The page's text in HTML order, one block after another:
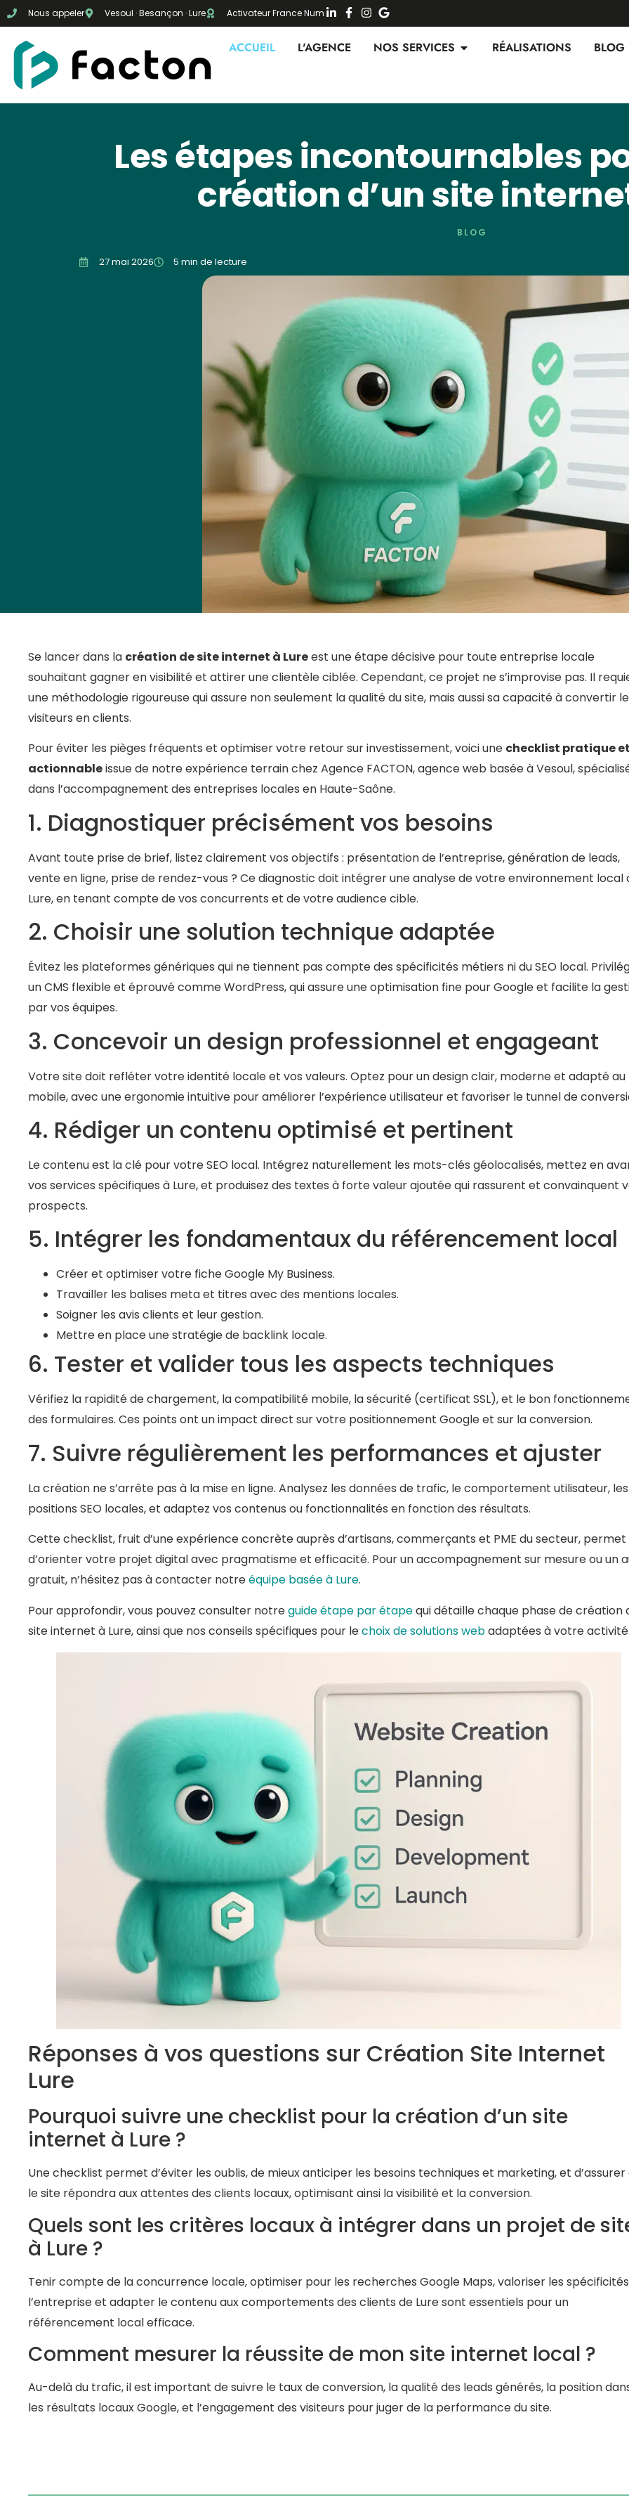
Nous appeler Vesoul · Besançon · Lure Activateur France Num
ACCUEIL L'AGENCE NOS SERVICES RÉALISATIONS BLOG
Les étapes incontournables
création d’un site
BLOG
27 mai 2026 5 min de lecture
Se lancer dans la création de site internet à Lureest une étape décisive pour toute entreprise locale
souhaitant gagner en visibilité et attirer une clientèle ciblée. Cependant, ce projet ne s’improvise pas. Il
une méthodologie rigoureuse qui assure non seulement la qualité du site, mais aussi sa capacité à convertir
visiteurs en clients.
Pour éviter les pièges fréquents et optimiser votre retour sur investissement, voici une checklist pratique
actionnableissue de notre expérience terrain chez Agence FACTON, agence web basée à Vesoul,
dans l’accompagnement des entreprises locales en Haute-Saône.
1. Diagnostiquer précisément vos besoins
Avant toute prise de brief, listez clairement vos objectifs : présentation de l’entreprise, génération de leads,
vente en ligne, prise de rendez-vous ? Ce diagnostic doit intégrer une analyse de votre environnement local
Lure, en tenant compte de vos concurrents et de votre audience cible.
2. Choisir une solution technique adaptée
Évitez les plateformes génériques qui ne tiennent pas compte des spécificités métiers ni du SEO local.
un CMS flexible et éprouvé comme WordPress, qui assure une optimisation fine pour Google et facilite la
par vos équipes.
3. Concevoir un design professionnel et engageant
Votre site doit refléter votre identité locale et vos valeurs. Optez pour un design clair, moderne et adapté au
mobile, avec une ergonomie intuitive pour améliorer l’expérience utilisateur et favoriser le tunnel de
4. Rédiger un contenu optimisé et pertinent
Le contenu est la clé pour votre SEO local. Intégrez naturellement les mots-clés géolocalisés, mettez en
vos services spécifiques à Lure, et produisez des textes à forte valeur ajoutée qui rassurent et convainquent
prospects.
5. Intégrer les fondamentaux du référencement local
Créer et optimiser votre fiche Google My Business.
Travailler les balises meta et titres avec des mentions locales.
Soigner les avis clients et leur gestion.
Mettre en place une stratégie de backlink locale.
6. Tester et valider tous les aspects techniques
Vérifiez la rapidité de chargement, la compatibilité mobile, la sécurité (certificat SSL), et le bon
des formulaires. Ces points ont un impact direct sur votre positionnement Google et sur la conversion.
7. Suivre régulièrement les performances et ajuster
La création ne s’arrête pas à la mise en ligne. Analysez les données de trafic, le comportement utilisateur, les
positions SEO locales, et adaptez vos contenus ou fonctionnalités en fonction des résultats.
Cette checklist, fruit d’une expérience concrète auprès d’artisans, commerçants et PME du secteur, permet
d’orienter votre projet digital avec pragmatisme et efficacité. Pour un accompagnement sur mesure ou un
gratuit, n’hésitez pas à contacter notreéquipe basée à Lure.
Pour approfondir, vous pouvez consulter notreguide étape par étapequi détaille chaque phase de création
site internet à Lure, ainsi que nos conseils spécifiques pour lechoix de solutions webadaptées à votre
Réponses à vos questions sur Création Site Internet
Lure
Pourquoi suivre une checklist pour la création d’un site
internet à Lure ?
Une checklist permet d’éviter les oublis, de mieux anticiper les besoins techniques et marketing, et d’assurer
le site répondra aux attentes des clients locaux, optimisant ainsi la visibilité et la conversion.
Quels sont les critères locaux à intégrer dans un projet de
à Lure ?
Tenir compte de la concurrence locale, optimiser pour les recherches Google Maps, valoriser les
l’entreprise et adapter le contenu aux comportements des clients de Lure sont essentiels pour un
référencement local efficace.
Comment mesurer la réussite de mon site internet local ?
Au-delà du trafic, il est important de suivre le taux de conversion, la qualité des leads générés, la position
les résultats locaux Google, et l’engagement des visiteurs pour juger de la performance du site.